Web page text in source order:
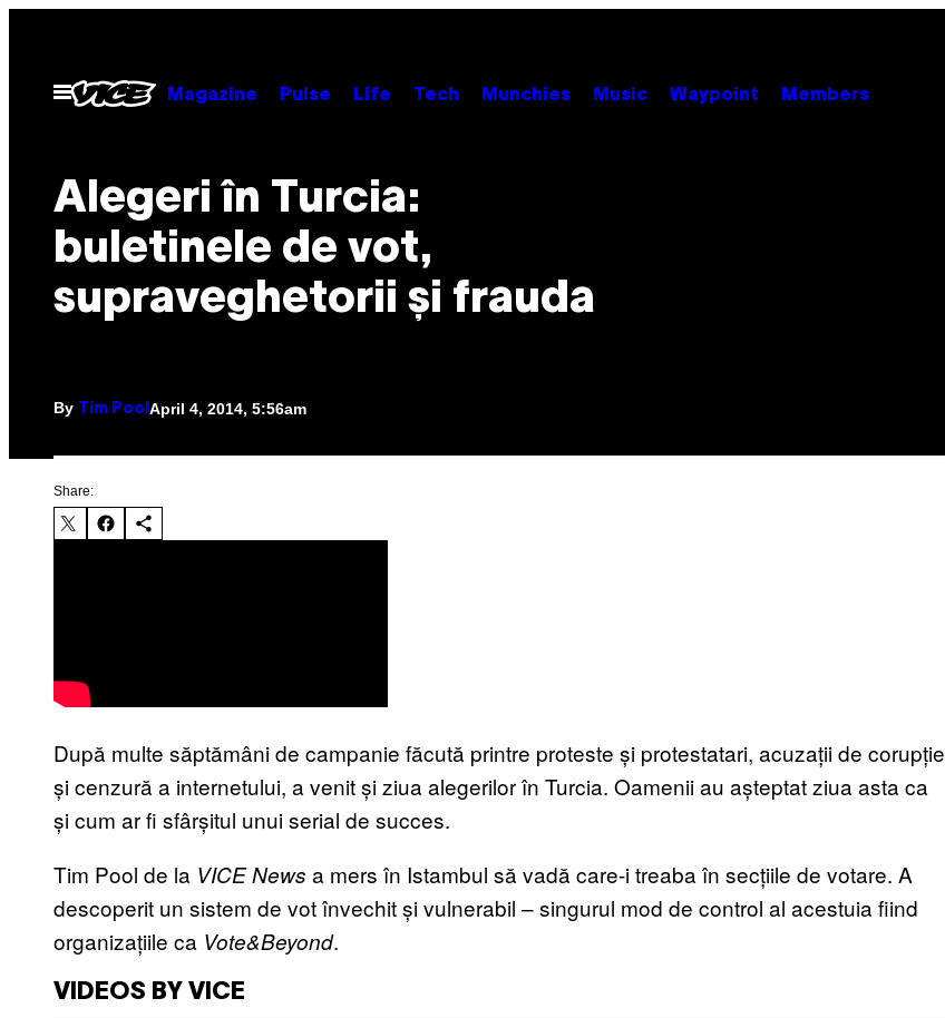
contentOpen
Menu
Magazine Pulse Life Tech Munchies Music Waypoint Members
Alegeri în Turcia:
buletinele de vot,
supraveghetorii și frauda
By Tim Pool April 4, 2014, 5:56am
Share:
După multe săptămâni de campanie făcută printre proteste și protestatari, acuzații de corupție
și cenzură a internetului, a venit și ziua alegerilor în Turcia. Oamenii au așteptat ziua asta ca
și cum ar fi sfârșitul unui serial de succes.
Tim Pool de la VICE News a mers în Istambul să vadă care-i treaba în secțiile de votare. A
descoperit un sistem de vot învechit și vulnerabil – singurul mod de control al acestuia fiind
organizațiile ca Vote&Beyond.
VIDEOS BY VICE